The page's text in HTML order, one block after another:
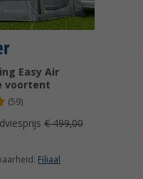
Easy Air
voortent
(59)
€ 499,00
Filiaal